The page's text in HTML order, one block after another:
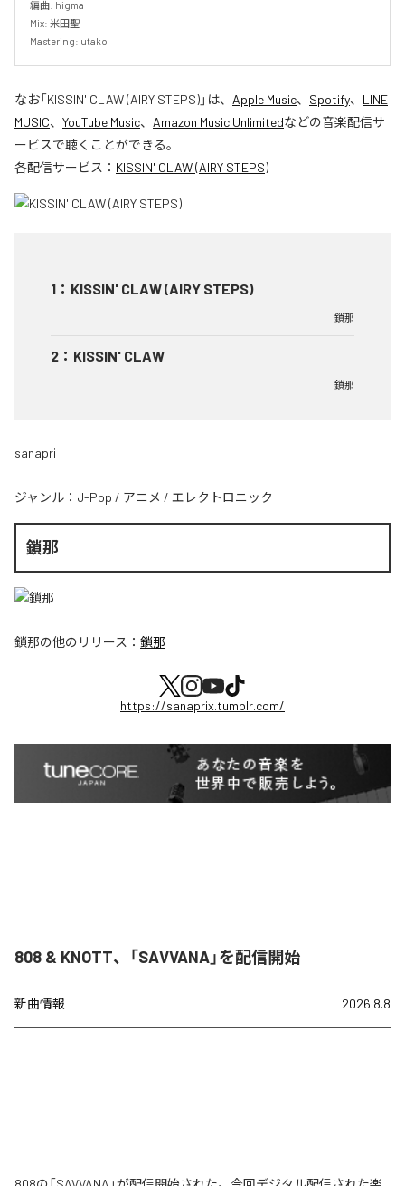
編曲: higma
Mix: 米田聖
Mastering: utako
なお「KISSIN' CLAW (AIRY STEPS)」は、 Apple Music、 Spotify、 LINE
MUSIC、 YouTube Music、 Amazon Music Unlimitedなどの音楽配信サ
ービスで聴くことができる。
各配信サービス： KISSIN' CLAW (AIRY STEPS)
1 ： KISSIN' CLAW (AIRY STEPS)
鎖那
2 ： KISSIN' CLAW
鎖那
sanapri
ジャンル： J-Pop / アニメ / エレクトロニック
鎖那
鎖那の他のリリース： 鎖那
https://sanaprix.tumblr.com/
808 & KNOTT、「SAVVANA」を配信開始
新曲情報 2026.8.8